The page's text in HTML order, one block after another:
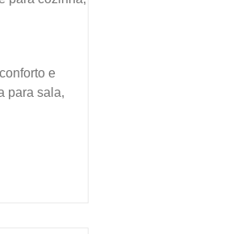
e
para sala,